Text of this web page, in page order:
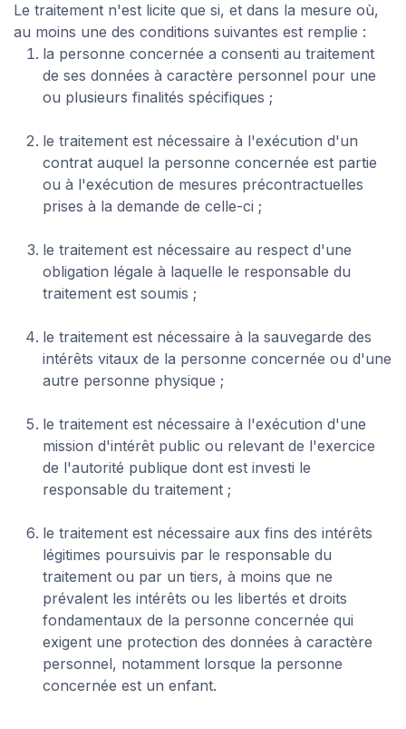
Le traitement n'est licite que si, et dans la mesure où,
au moins une des conditions suivantes est remplie :
la personne concernée a consenti au traitement
de ses données à caractère personnel pour une
ou plusieurs finalités spécifiques ;
le traitement est nécessaire à l'exécution d'un
contrat auquel la personne concernée est partie
ou à l'exécution de mesures précontractuelles
prises à la demande de celle-ci ;
le traitement est nécessaire au respect d'une
obligation légale à laquelle le responsable du
traitement est soumis ;
le traitement est nécessaire à la sauvegarde des
intérêts vitaux de la personne concernée ou d'une
autre personne physique ;
le traitement est nécessaire à l'exécution d'une
mission d'intérêt public ou relevant de l'exercice
de l'autorité publique dont est investi le
responsable du traitement ;
le traitement est nécessaire aux fins des intérêts
légitimes poursuivis par le responsable du
traitement ou par un tiers, à moins que ne
prévalent les intérêts ou les libertés et droits
fondamentaux de la personne concernée qui
exigent une protection des données à caractère
personnel, notamment lorsque la personne
concernée est un enfant.